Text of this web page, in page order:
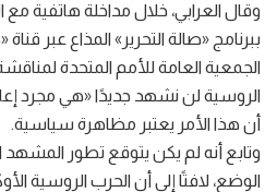
وقال العرابي، خلال مداخلة هاتفية
ببرنامج «صالة التحرير» المذاع عبر
الجمعية العامة للأمم المتحدة
الروسية لن نشهد جديدًا «هي مجرد
أن هذا الأمر يعتبر مظاهرة سياسية.
وتابع أنه لم يكن يتوقع تطور المشهد
الوضع، لافتًا إلى أن الحرب الروسية